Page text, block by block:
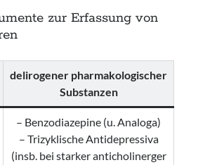
zur Erfassung von
delirogener pharmakologischer
Substanzen
– Benzodiazepine (u. Analoga)
– Trizyklische Antidepressiva
(insb. bei starker anticholinerger